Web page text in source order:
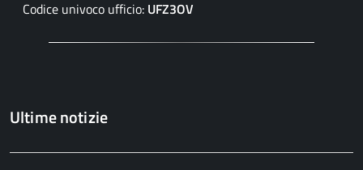
Codice univoco ufficio: UFZ3OV
Ultime notizie